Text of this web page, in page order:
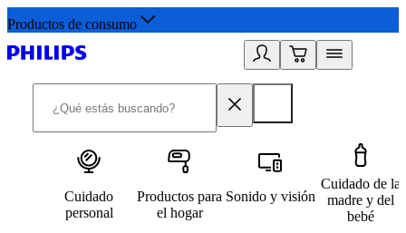
Productos de consumo
Cuidado
personal
Productos para
el hogar
Sonido y visión
Cuidado de la
madre y del
bebé